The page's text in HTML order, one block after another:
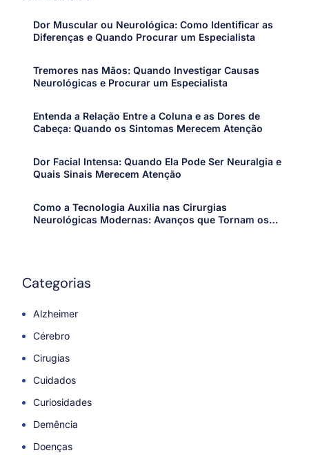
Dor Muscular ou Neurológica: Como Identificar as
Diferenças e Quando Procurar um Especialista
Tremores nas Mãos: Quando Investigar Causas
Neurológicas e Procurar um Especialista
Entenda a Relação Entre a Coluna e as Dores de
Cabeça: Quando os Sintomas Merecem Atenção
Dor Facial Intensa: Quando Ela Pode Ser Neuralgia e
Quais Sinais Merecem Atenção
Como a Tecnologia Auxilia nas Cirurgias
Neurológicas Modernas: Avanços que Tornam os
Categorias
Alzheimer
Cérebro
Cirugias
Cuidados
Curiosidades
Demência
Doenças